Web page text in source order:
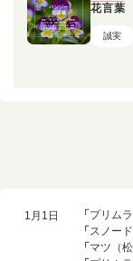
花言葉
誠実
1月1日 「プリム
「スノー
「マツ（